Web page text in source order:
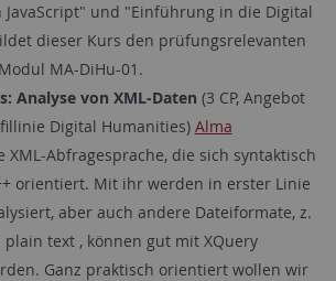
und "Einführung in die Digital
dieser Kurs den prüfungsrelevanten
MA-DiHu-01.
Analyse von XML-Daten (3 CP, Angebot
Digital Humanities) Alma
XML-Abfragesprache, die sich syntaktisch
orientiert. Mit ihr werden in erster Linie
aber auch andere Dateiformate, z.
plain text , können gut mit XQuery
Ganz praktisch orientiert wollen wir